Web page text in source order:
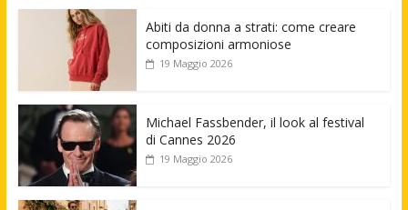
Abiti da donna a strati: come creare
composizioni armoniose
19 Maggio 2026
Michael Fassbender, il look al festival
di Cannes 2026
19 Maggio 2026